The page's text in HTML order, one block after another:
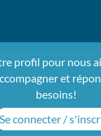
profil pour nous
et
besoins!
Se connecter /